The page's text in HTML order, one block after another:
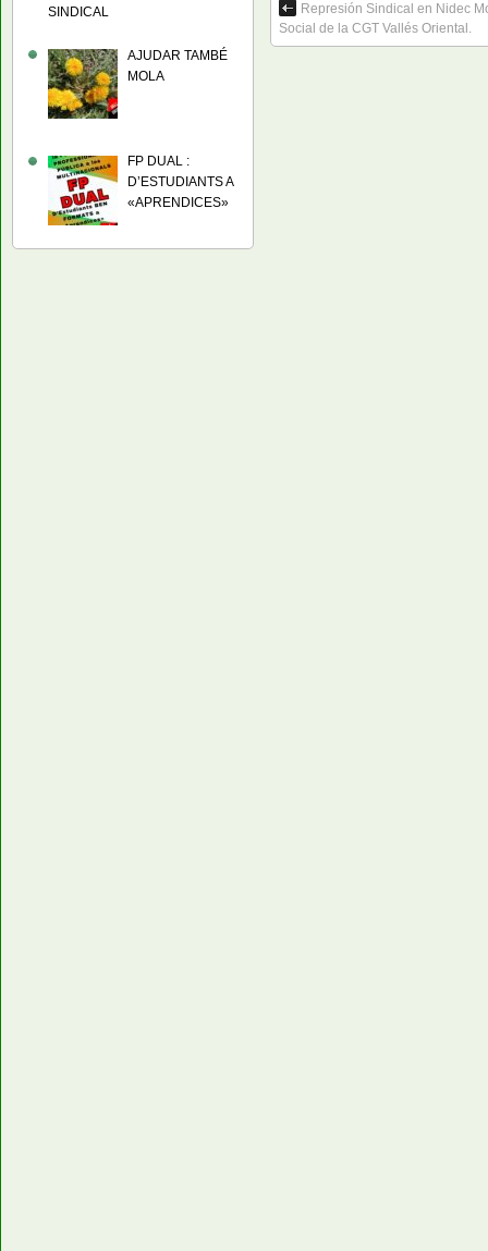
Represión Sindical en Nidec
Social de la CGT Vallés Oriental.
SINDICAL
AJUDAR TAMBÉ
MOLA
FP DUAL :
D’ESTUDIANTS A
«APRENDICES»